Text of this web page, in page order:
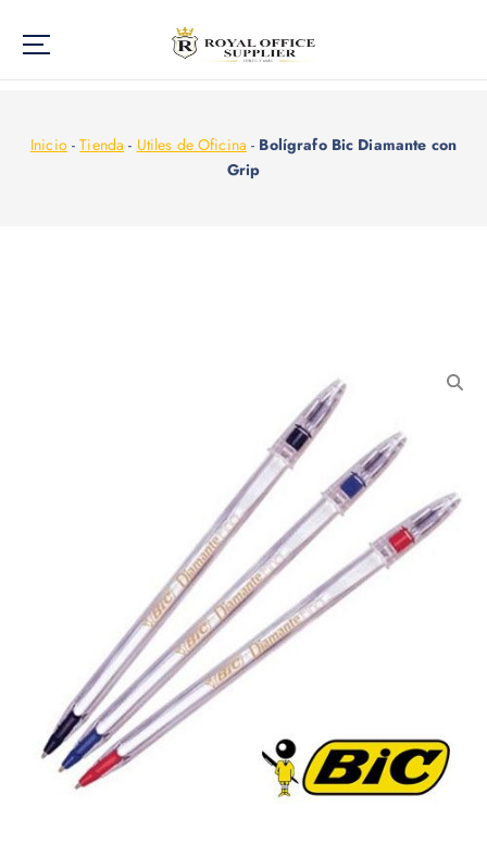
Inicio-Tienda - Utiles de Oficina - Bolígrafo Bic Diamante con
Grip